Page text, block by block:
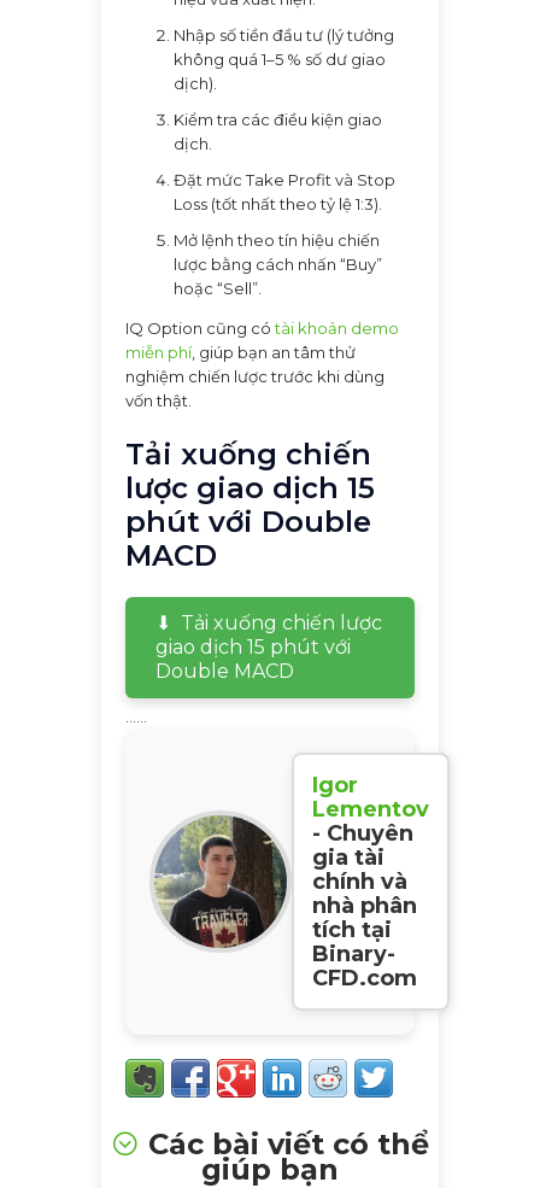
Nhập số tiền đầu tư (lý tưởng
không quá 1–5 % số dư giao
dịch).
Kiểm tra các điều kiện giao
dịch.
Đặt mức Take Profit và Stop
Loss (tốt nhất theo tỷ lệ 1:3).
Mở lệnh theo tín hiệu chiến
lược bằng cách nhấn “Buy”
hoặc “Sell”.
IQ Option cũng cótài khoản demo
miễn phí, giúp bạn an tâm thử
nghiệm chiến lược trước khi dùng
vốn thật.
Tải xuống chiến
lược giao dịch 15
phút với Double
MACD
Tải xuống chiến lược
giao dịch 15 phút với
Double MACD
Igor
Lementov
- Chuyên
gia tài
chính và
nhà phân
tích tại
Binary-
CFD.com
Các bài viết có thể
giúp bạn